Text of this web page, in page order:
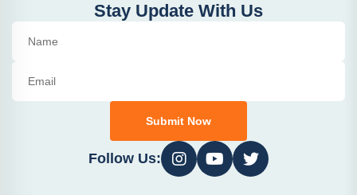
Stay Update With Us
Submit Now
Follow Us: